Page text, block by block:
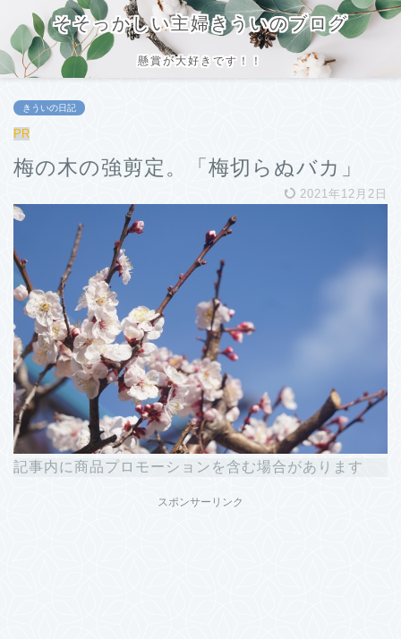
そそっかしい主婦きういのブログ
懸賞が大好きです！！
きういの日記
PR
梅の木の強剪定。「梅切らぬバカ」
2021年12月2日
記事内に商品プロモーションを含む場合があります
スポンサーリンク